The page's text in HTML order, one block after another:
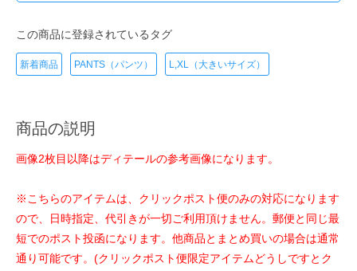
この商品に登録されているタグ
新着商品 PANTS（パンツ） L,XL（大きいサイズ）
商品の説明
画像2枚目以降はディテールの参考画像になります。
※こちらのアイテムは、クリックポスト便のみの対応になります
ので、日時指定、代引きが一切ご利用頂けません。郵便と同じ最
短でのポスト投函になります。他商品とまとめ買いの場合は通常
通り可能です。(クリックポスト便限定アイテムどうしですとク